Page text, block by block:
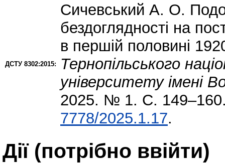
ДСТУ 8302:2015:
Сичевський А. О.
бездоглядності на
в першій половині
Тернопільського
університету імені
2025. № 1. С.
7778/2025.1.17.
Дії ​​(потрібно ввійти)